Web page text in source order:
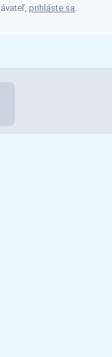
prihláste sa.